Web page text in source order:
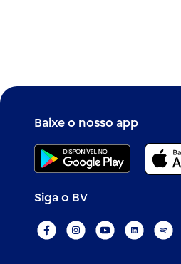
Baixe o nosso app
Siga o BV